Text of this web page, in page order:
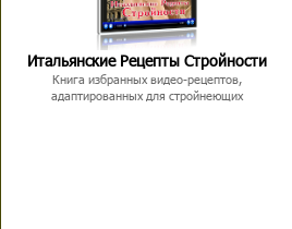
Итальянские Рецепты Стройности
Книга избранных видео-рецептов,
адаптированных для стройнеющих